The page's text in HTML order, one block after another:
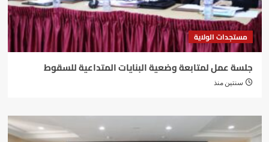
مستجدات الولاية
جلسة عمل لمتابعة وضعية البنايات المتداعية للسقوط
سنتين منذ